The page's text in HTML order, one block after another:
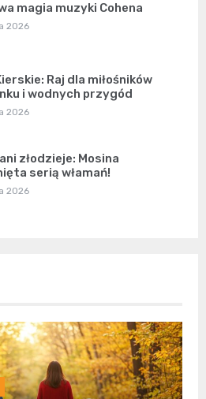
magia muzyki Cohena
2026
Raj dla miłośników
i wodnych przygód
2026
złodzieje: Mosina
serią włamań!
2026